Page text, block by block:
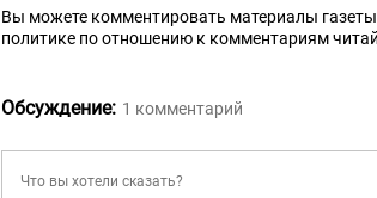
Вы можете комментировать материалы
политике по отношению к комментариям
Обсуждение: 1 комментарий